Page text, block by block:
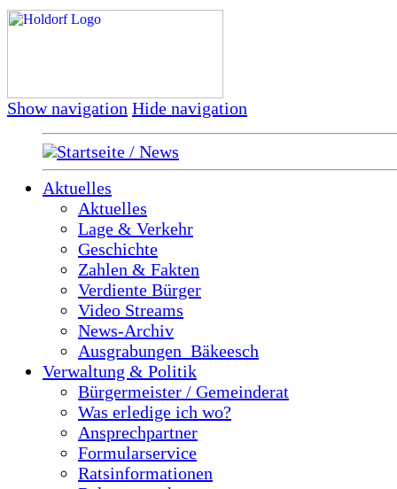
Show navigation Hide navigation
Startseite / News
Aktuelles
Aktuelles
Lage & Verkehr
Geschichte
Zahlen & Fakten
Verdiente Bürger
Video Streams
News-Archiv
Ausgrabungen_Bäkeesch
Verwaltung & Politik
Bürgermeister / Gemeinderat
Was erledige ich wo?
Ansprechpartner
Formularservice
Ratsinformationen